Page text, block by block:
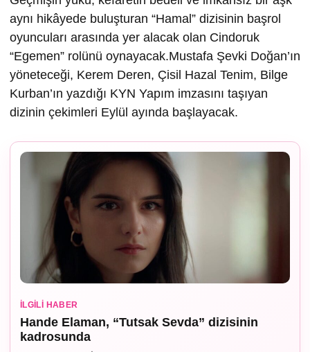
aynı hikâyede buluşturan “Hamal” dizisinin başrol
oyuncuları arasında yer alacak olan Cindoruk
“Egemen” rolünü oynayacak.Mustafa Şevki Doğan’ın
yöneteceği, Kerem Deren, Çisil Hazal Tenim, Bilge
Kurban’ın yazdığı KYN Yapım imzasını taşıyan
dizinin çekimleri Eylül ayında başlayacak.
İLGILI HABER
Hande Elaman, “Tutsak Sevda” dizisinin
kadrosunda